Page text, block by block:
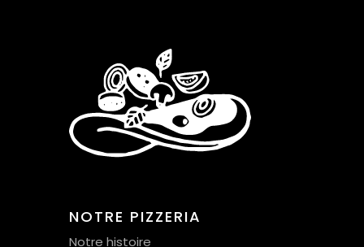
NOTRE PIZZERIA
Notre histoire